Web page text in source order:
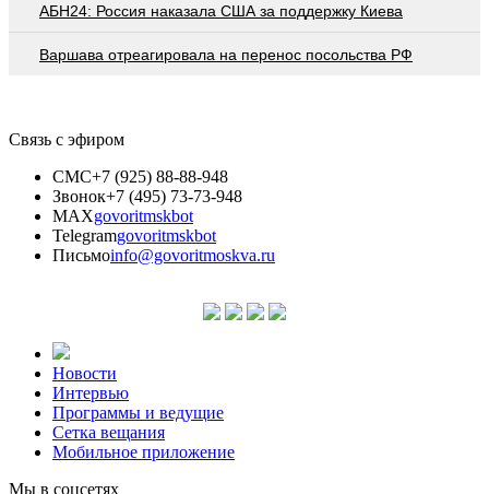
АБН24: Россия наказала США за поддержку Киева
Варшава отреагировала на перенос посольства РФ
Связь с эфиром
СМС+7 (925) 88-88-948
Звонок+7 (495) 73-73-948
MAXgovoritmskbot
Telegramgovoritmskbot
Письмоinfo@govoritmoskva.ru
Новости
Интервью
Программы и ведущие
Сетка вещания
Мобильное приложение
Мы в соцсетях